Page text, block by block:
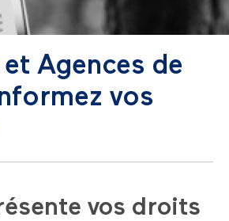
Agences de
vos
vos droits